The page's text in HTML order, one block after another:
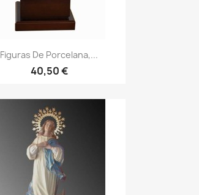
Figuras De Porcelana,...
40,50 €